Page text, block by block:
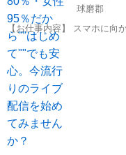
球磨郡
【お仕事内容】 スマホに向
（17LIVE／Pococha／
——————————— 配信内
——————————— ・今
熊本 球磨郡